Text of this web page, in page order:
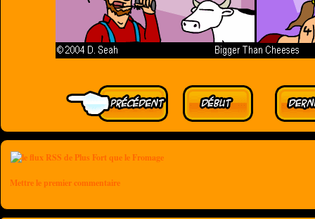
Mettre le premier commentaire